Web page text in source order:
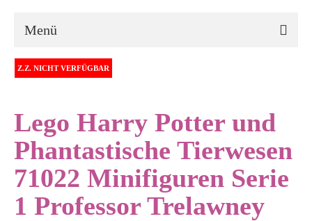
Menü
Z.Z. NICHT VERFÜGBAR
Lego Harry Potter und
Phantastische Tierwesen
71022 Minifiguren Serie
1 Professor Trelawney